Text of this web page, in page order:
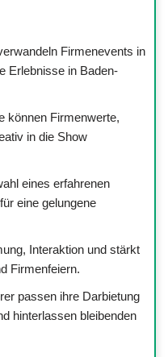
Firmenevents in
Erlebnisse in Baden-
können Firmenwerte,
in die Show
eines erfahrenen
eine gelungene
Interaktion und stärkt
Firmenfeiern.
passen ihre Darbietung
hinterlassen bleibenden